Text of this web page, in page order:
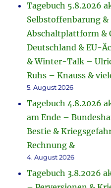
Tagebuch 5.8.2026
Selbstoffenbarung
Abschaltplattform &
Deutschland & EU-
& Winter-Talk –
Ruhs – Knauss &
5. August 2026
Tagebuch 4.8.2026
am Ende –
Bestie &
Rechnung &
4. August 2026
Tagebuch 3.8.2026